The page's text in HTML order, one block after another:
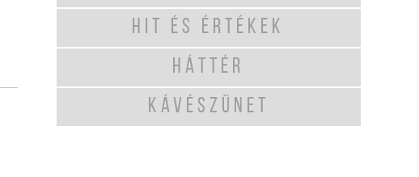
HIT ÉS ÉRTÉKEK
HÁTTÉR
KÁVÉSZÜNET